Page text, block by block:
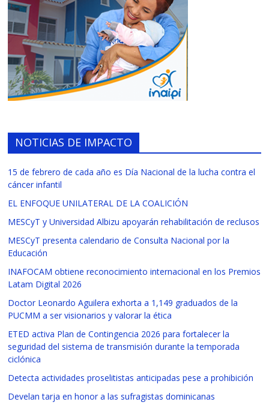
NOTICIAS DE IMPACTO
15 de febrero de cada año es Día Nacional de la lucha contra el
cáncer infantil
EL ENFOQUE UNILATERAL DE LA COALICIÓN
MESCyT y Universidad Albizu apoyarán rehabilitación de reclusos
MESCyT presenta calendario de Consulta Nacional por la
Educación
INAFOCAM obtiene reconocimiento internacional en los Premios
Latam Digital 2026
Doctor Leonardo Aguilera exhorta a 1,149 graduados de la
PUCMM a ser visionarios y valorar la ética
ETED activa Plan de Contingencia 2026 para fortalecer la
seguridad del sistema de transmisión durante la temporada
ciclónica
Detecta actividades proselitistas anticipadas pese a prohibición
Develan tarja en honor a las sufragistas dominicanas